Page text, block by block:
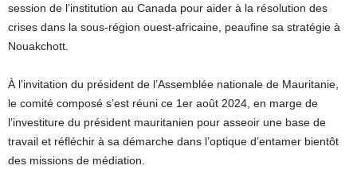
session de l’institution au Canada pour aider à la résolution des
crises dans la sous-région ouest-africaine, peaufine sa stratégie à
Nouakchott.
À l’invitation du président de l’Assemblée nationale de Mauritanie,
le comité composé s’est réuni ce 1er août 2024, en marge de
l’investiture du président mauritanien pour asseoir une base de
travail et réfléchir à sa démarche dans l’optique d’entamer bientôt
des missions de médiation.